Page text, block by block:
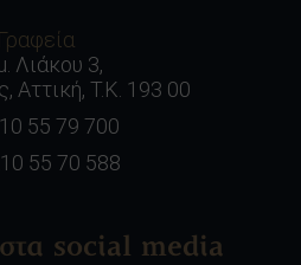
Γραφεία
Λιάκου 3,
Αττική, Τ.Κ. 193 00
55 79 700
55 70 588
social media